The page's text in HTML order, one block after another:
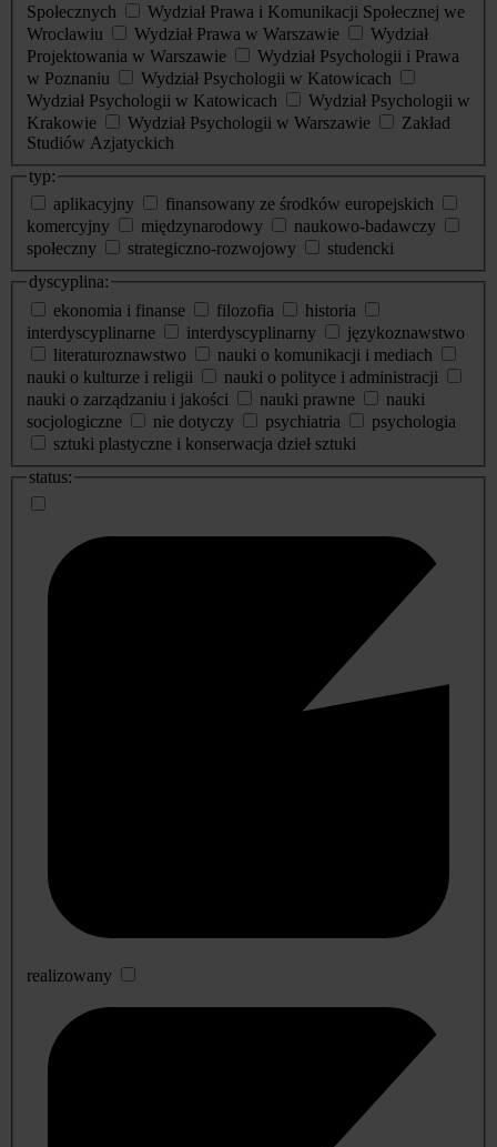
Społecznych
Wydział Prawa i Komunikacji Społecznej we
Wrocławiu
Wydział Prawa w Warszawie
Wydział
Projektowania w Warszawie
Wydział Psychologii i Prawa
w Poznaniu
Wydział Psychologii w Katowicach
Wydział Psychologii w Katowicach
Wydział Psychologii w
Krakowie
Wydział Psychologii w Warszawie
Zakład
Studiów Azjatyckich
typ:
aplikacyjny
finansowany ze środków europejskich
komercyjny
międzynarodowy
naukowo-badawczy
społeczny
strategiczno-rozwojowy
studencki
dyscyplina:
ekonomia i finanse
filozofia
historia
interdyscyplinarne
interdyscyplinarny
językoznawstwo
literaturoznawstwo
nauki o komunikacji i mediach
nauki o kulturze i religii
nauki o polityce i administracji
nauki o zarządzaniu i jakości
nauki prawne
nauki
socjologiczne
nie dotyczy psychiatria
psychologia
sztuki plastyczne i konserwacja dzieł sztuki
status:
realizowany